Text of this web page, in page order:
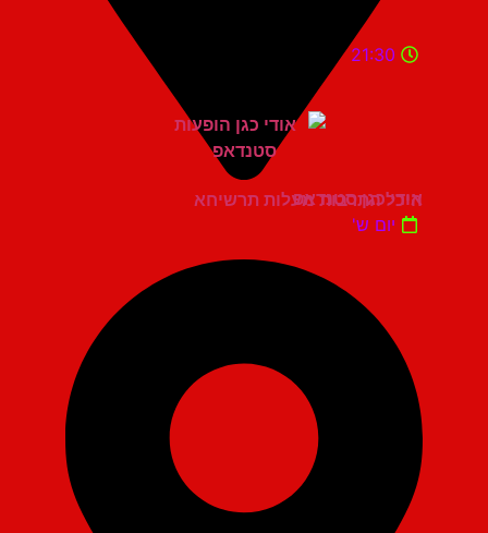
היכל התרבות מעלות תרשיחא
21:30
אודי כגן סטנדאפ
יום ש'